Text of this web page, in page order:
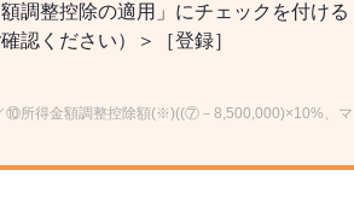
調整控除の適用」にチェックを付け
認ください）＞［登録］
⑩所得金額調整控除額(※)((⑦－8,500,000)×10%、マ